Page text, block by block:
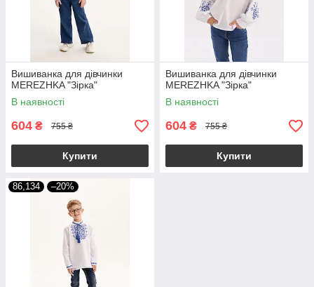
Вишиванка для дівчинки
MEREZHKA "Зірка"
В наявності
604 ₴ 755 ₴
Купити
Вишиванка для дівчинки
MEREZHKA "Зірка"
В наявності
604 ₴ 755 ₴
Купити
86,134 –20%